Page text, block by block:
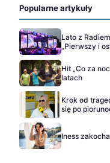
Popularne artykuły
Lato z
„Pierwszy i
Hit „Co za
latach
Krok od
się po
Iness